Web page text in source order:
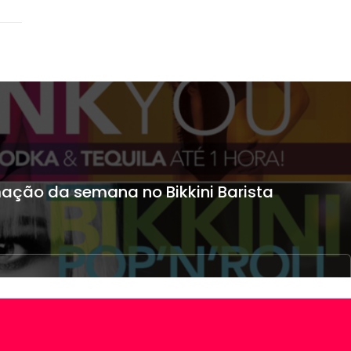
da semana no Bikkini Barista